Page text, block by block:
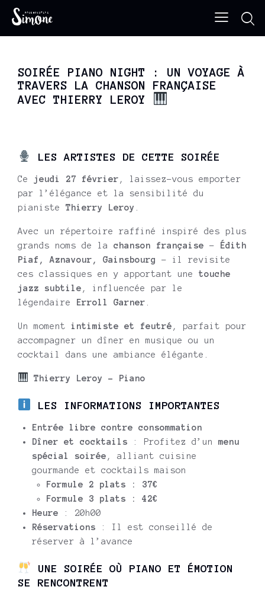
SOIRÉE PIANO NIGHT : UN VOYAGE À
TRAVERS LA CHANSON FRANÇAISE
AVEC THIERRY LEROY
LES ARTISTES DE CETTE SOIRÉE
Ce jeudi 27 février , laissez-vous emporter
par l’élégance et la sensibilité du
pianiste Thierry Leroy
Avec un répertoire raffiné inspiré des plus
grands noms de la chanson française –
Édith
Piaf, Aznavour, Gainsbourg
– il revisite
ces classiques en y apportant une touche
jazz subtile , influencée par le
légendaire
Erroll Garner
Un moment intimiste et feutré , parfait pour
accompagner un dîner en musique ou un
cocktail dans une ambiance élégante.
Thierry Leroy – Piano
LES INFORMATIONS IMPORTANTES
Entrée libre contre consommation
Dîner et cocktails : Profitez d’un menu
spécial soirée , alliant cuisine
gourmande et cocktails maison
Formule 2 plats : 37€
Formule 3 plats : 42€
Heure : 20h00
Réservations : Il est conseillé de
réserver à l’avance
UNE SOIRÉE OÙ PIANO ET ÉMOTION
SE RENCONTRENT